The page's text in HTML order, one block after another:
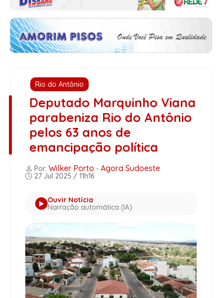
Rio do Antônio
Deputado Marquinho Viana
parabeniza Rio do Antônio
pelos 63 anos de
emancipação política
Por: Wilker Porto - Agora Sudoeste
27 Jul 2025 / 11h16
Ouvir Notícia
Narração automática (IA)